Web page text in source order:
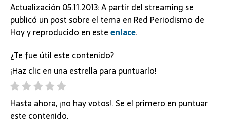
Actualización 05.11.2013: A partir del streaming se
publicó un post sobre el tema en Red Periodismo de
Hoy y reproducido en esteenlace.
¿Te fue útil este contenido?
¡Haz clic en una estrella para puntuarlo!
Hasta ahora, ¡no hay votos!. Se el primero en puntuar
este contenido.